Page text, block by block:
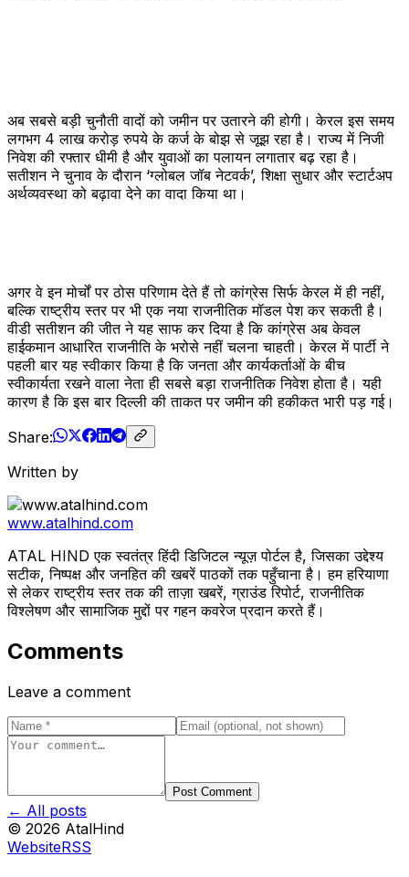
अब सबसे बड़ी चुनौती वादों को जमीन पर उतारने की होगी। केरल इस समय
लगभग 4 लाख करोड़ रुपये के कर्ज के बोझ से जूझ रहा है। राज्य में निजी
निवेश की रफ्तार धीमी है और युवाओं का पलायन लगातार बढ़ रहा है।
सतीशन ने चुनाव के दौरान ‘ग्लोबल जॉब नेटवर्क’, शिक्षा सुधार और स्टार्टअप
अर्थव्यवस्था को बढ़ावा देने का वादा किया था।
अगर वे इन मोर्चों पर ठोस परिणाम देते हैं तो कांग्रेस सिर्फ केरल में ही नहीं,
बल्कि राष्ट्रीय स्तर पर भी एक नया राजनीतिक मॉडल पेश कर सकती है।
वीडी सतीशन की जीत ने यह साफ कर दिया है कि कांग्रेस अब केवल
हाईकमान आधारित राजनीति के भरोसे नहीं चलना चाहती। केरल में पार्टी ने
पहली बार यह स्वीकार किया है कि जनता और कार्यकर्ताओं के बीच
स्वीकार्यता रखने वाला नेता ही सबसे बड़ा राजनीतिक निवेश होता है। यही
कारण है कि इस बार दिल्ली की ताकत पर जमीन की हकीकत भारी पड़ गई।
Share:
Written by
www.atalhind.com
ATAL HIND एक स्वतंत्र हिंदी डिजिटल न्यूज़ पोर्टल है, जिसका उद्देश्य
सटीक, निष्पक्ष और जनहित की खबरें पाठकों तक पहुँचाना है। हम हरियाणा
से लेकर राष्ट्रीय स्तर तक की ताज़ा खबरें, ग्राउंड रिपोर्ट, राजनीतिक
विश्लेषण और सामाजिक मुद्दों पर गहन कवरेज प्रदान करते हैं।
Comments
Leave a comment
Post Comment
← All posts
© 2026 AtalHind
WebsiteRSS